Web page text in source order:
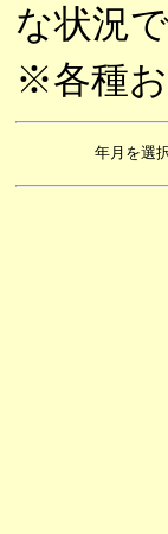
な状況
※各種お
年月を選